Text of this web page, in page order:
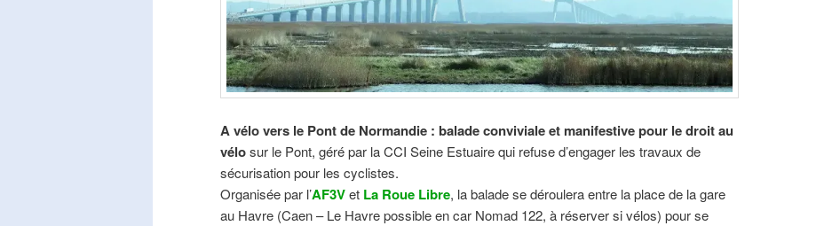
A vélo vers le Pont de Normandie : balade conviviale et manifestivepour le droit au
vélosur le Pont, géré par la CCI Seine Estuaire qui refuse d’engager les travaux de
sécurisation pour les cyclistes.
Organisée par l’AF3Vet La Roue Libre, la balade se déroulera entre la place de la gare
au Havre (Caen – Le Havre possible en car Nomad 122, à réserver si vélos) pour se